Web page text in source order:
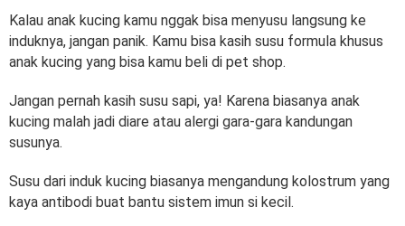
Kalau anak kucing kamu nggak bisa menyusu langsung ke
induknya, jangan panik. Kamu bisa kasih susu formula khusus
anak kucing yang bisa kamu beli di pet shop.
Jangan pernah kasih susu sapi, ya! Karena biasanya anak
kucing malah jadi diare atau alergi gara-gara kandungan
susunya.
Susu dari induk kucing biasanya mengandung kolostrum yang
kaya antibodi buat bantu sistem imun si kecil.